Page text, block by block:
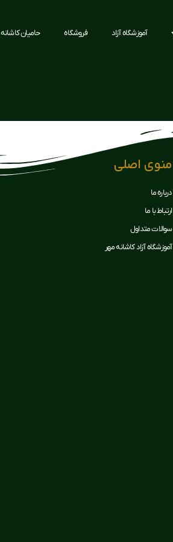
آموزشگاه آزاد فروشگاه حامیان کاشانه
منوی اصلی
درباره ما
ارتباط با ما
سوالات متداول
آموزشگاه آزاد کاشانه مهر